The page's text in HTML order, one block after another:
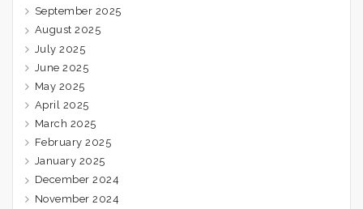
September 2025
August 2025
July 2025
June 2025
May 2025
April 2025
March 2025
February 2025
January 2025
December 2024
November 2024